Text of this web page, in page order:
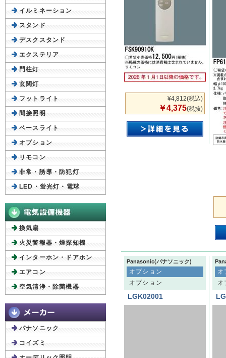
¥4,812(税込)
￥4,375(税抜)
Panasonic(パナソニック)
オプション
オプション
LGK02001
オ
オ
イルミネーション
スタンド
デスクスタンド
エクステリア
門柱灯
玄関灯
フットライト
間接照明
ベースライト
オプション
リモコン
非常・誘導・防犯灯
LED・蛍光灯・電球
換気扇
火災警報器・煙探知機
インターホン・ドアホン
エアコン
空気清浄・除菌機器
パナソニック
コイズミ